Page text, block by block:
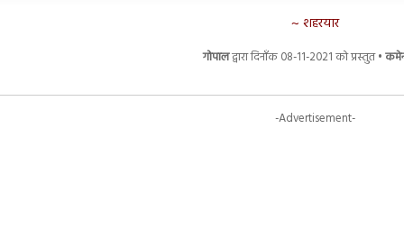
शहरयार
गोपालद्वारा दिनाँक 08-11-2021 को प्रस्तुत •
-Advertisement-